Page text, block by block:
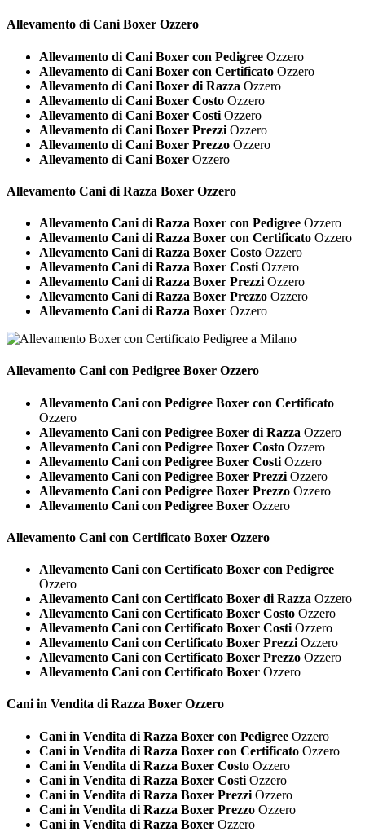
Allevamento di Cani Boxer Ozzero
Allevamento di Cani Boxer con Pedigree Ozzero
Allevamento di Cani Boxer con Certificato Ozzero
Allevamento di Cani Boxer di Razza Ozzero
Allevamento di Cani Boxer Costo Ozzero
Allevamento di Cani Boxer Costi Ozzero
Allevamento di Cani Boxer Prezzi Ozzero
Allevamento di Cani Boxer Prezzo Ozzero
Allevamento di Cani Boxer Ozzero
Allevamento Cani di Razza Boxer Ozzero
Allevamento Cani di Razza Boxer con Pedigree Ozzero
Allevamento Cani di Razza Boxer con Certificato Ozzero
Allevamento Cani di Razza Boxer Costo Ozzero
Allevamento Cani di Razza Boxer Costi Ozzero
Allevamento Cani di Razza Boxer Prezzi Ozzero
Allevamento Cani di Razza Boxer Prezzo Ozzero
Allevamento Cani di Razza Boxer Ozzero
Allevamento Cani con Pedigree Boxer Ozzero
Allevamento Cani con Pedigree Boxer con Certificato
Ozzero
Allevamento Cani con Pedigree Boxer di Razza Ozzero
Allevamento Cani con Pedigree Boxer Costo Ozzero
Allevamento Cani con Pedigree Boxer Costi Ozzero
Allevamento Cani con Pedigree Boxer Prezzi Ozzero
Allevamento Cani con Pedigree Boxer Prezzo Ozzero
Allevamento Cani con Pedigree Boxer Ozzero
Allevamento Cani con Certificato Boxer Ozzero
Allevamento Cani con Certificato Boxer con Pedigree
Ozzero
Allevamento Cani con Certificato Boxer di Razza Ozzero
Allevamento Cani con Certificato Boxer Costo Ozzero
Allevamento Cani con Certificato Boxer Costi Ozzero
Allevamento Cani con Certificato Boxer Prezzi Ozzero
Allevamento Cani con Certificato Boxer Prezzo Ozzero
Allevamento Cani con Certificato Boxer Ozzero
Cani in Vendita di Razza Boxer Ozzero
Cani in Vendita di Razza Boxer con Pedigree Ozzero
Cani in Vendita di Razza Boxer con Certificato Ozzero
Cani in Vendita di Razza Boxer Costo Ozzero
Cani in Vendita di Razza Boxer Costi Ozzero
Cani in Vendita di Razza Boxer Prezzi Ozzero
Cani in Vendita di Razza Boxer Prezzo Ozzero
Cani in Vendita di Razza Boxer Ozzero